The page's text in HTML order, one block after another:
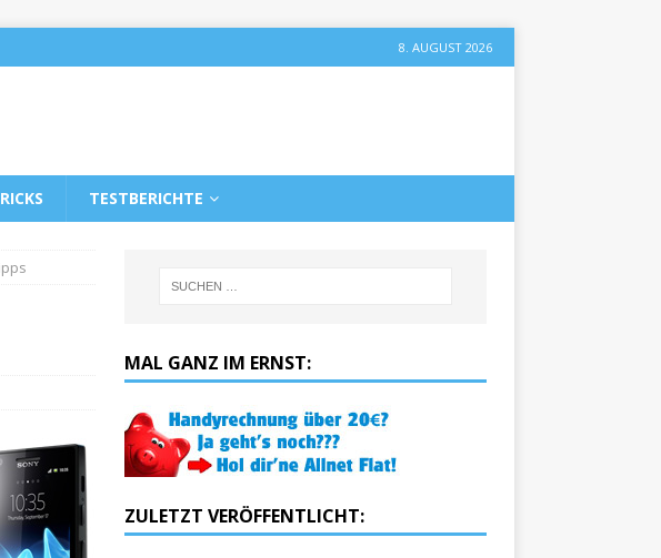
8. AUGUST 2026
TESTBERICHTE
MAL GANZ IM ERNST:
ZULETZT VERÖFFENTLICHT: